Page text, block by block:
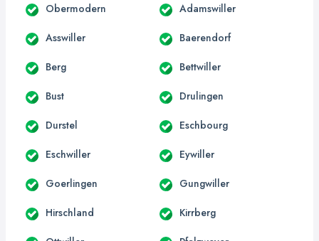
Obermodern Adamswiller
Asswiller Baerendorf
Berg Bettwiller
Bust Drulingen
Durstel Eschbourg
Eschwiller Eywiller
Goerlingen Gungwiller
Hirschland Kirrberg